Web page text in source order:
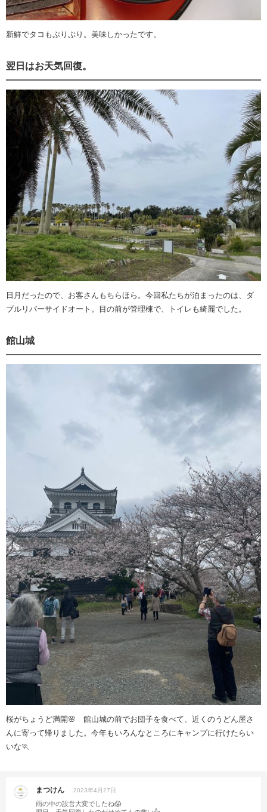
新鮮でタコもぷりぷり。美味しかったです。
翌日はお天気回復。
日月だったので、お客さんもちらほら。今回私たちが泊まったのは、ダ
ブルリバーサイドオート。目の前が管理棟で、トイレも綺麗でした。
館山城
桜がちょうど満開🌸 館山城の前でお団子を食べて、近くのうどん屋さ
んに寄って帰りました。今年もいろんなところにキャンプに行けたらい
いな🏃
まつけん 2023年4月27日
雨の中の設営大変でしたね😱